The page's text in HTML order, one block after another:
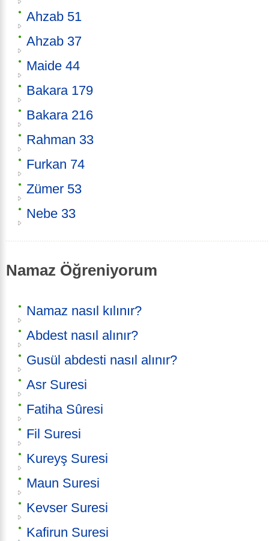
Ahzab 51
Ahzab 37
Maide 44
Bakara 179
Bakara 216
Rahman 33
Furkan 74
Zümer 53
Nebe 33
Namaz Öğreniyorum
Namaz nasıl kılınır?
Abdest nasıl alınır?
Gusül abdesti nasıl alınır?
Asr Suresi
Fatiha Sûresi
Fil Suresi
Kureyş Suresi
Maun Suresi
Kevser Suresi
Kafirun Suresi